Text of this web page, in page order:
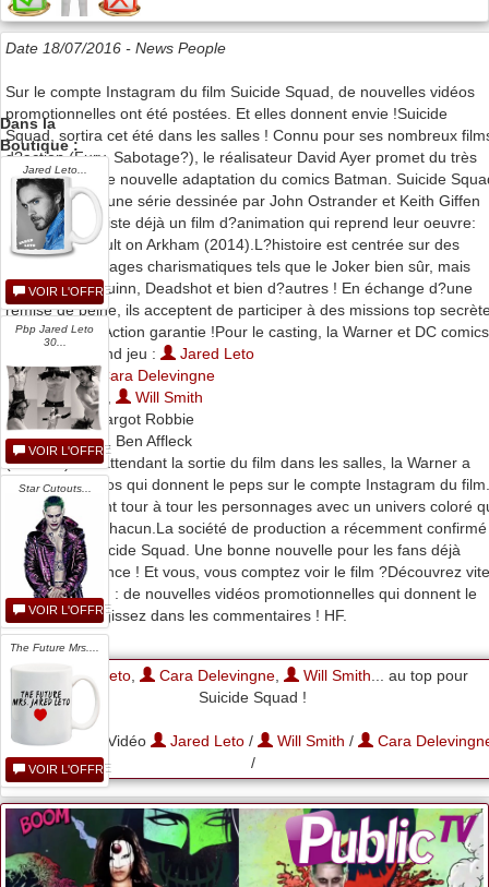
Date 18/07/2016 - News People
Sur le compte Instagram du film Suicide Squad, de nouvelles vidéos
promotionnelles ont été postées. Et elles donnent envie !Suicide
Squad, sortira cet été dans les salles ! Connu pour ses nombreux
d?action (Fury, Sabotage?), le réalisateur David Ayer promet du très
lourd avec cette nouvelle adaptation du comics Batman. Suicide
est à l?origine une série dessinée par John Ostrander et Keith Giffen
dès 1987. Il existe déjà un film d?animation qui reprend leur oeuvre:
Batman : Assault on Arkham (2014).L?histoire est centrée sur des
vilains personnages charismatiques tels que le Joker bien sûr, mais
aussi Harley Quinn, Deadshot et bien d?autres ! En échange d?une
remise de peine, ils acceptent de participer à des missions top
très risquées. Action garantie !Pour le casting, la Warner et DC comics
ont sorti le grand jeu :
Jared Leto
(le Joker),
Cara Delevingne
(Enchantress),
Will Smith
(Deadshot), Margot Robbie
(Harley Quinn), Ben Affleck
(Batman)?En attendant la sortie du film dans les salles, la Warner a
posté des vidéos qui donnent le peps sur le compte Instagram du film.
Elles présentent tour à tour les personnages avec un univers coloré
correspond à chacun.La société de production a récemment confirmé
une suite à Suicide Squad. Une bonne nouvelle pour les fans déjà
conquis d?avance ! Et vous, vous comptez voir le film ?Découvrez vite
"Suicide Squad : de nouvelles vidéos promotionnelles qui donnent le
peps ! " et réagissez dans les commentaires ! HF.
Jared Leto Cara Delevingne Will Smith ... au top pour
Suicide Squad !
18-07-2016 - Vidéo Jared Leto / Will Smith /
Cara
/
Dans la
Boutique :
Jared Leto...
VOIR L'OFFRE
Pbp Jared Leto
30...
VOIR L'OFFRE
Star Cutouts...
VOIR L'OFFRE
The Future Mrs....
VOIR L'OFFRE